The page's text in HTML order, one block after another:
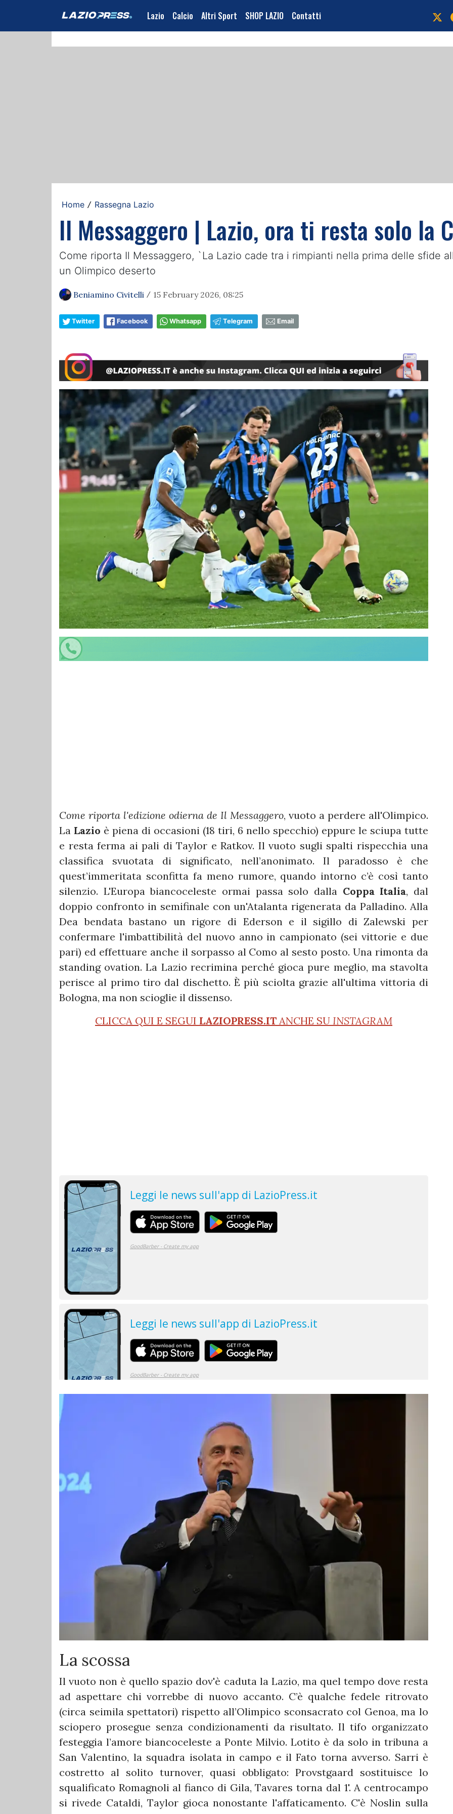
Lazio Calcio Altri Sport SHOP LAZIO Contatti
Home / Rassegna Lazio
Il Messaggero | Lazio, ora ti resta solo la
Come riporta Il Messaggero, `La Lazio cade tra i rimpianti nella prima delle sfide
un Olimpico deserto
Beniamino Civitelli / 15 February 2026, 08:25
Twitter Facebook Whatsapp Telegram Email
Come riporta l'edizione odierna de Il Messaggero, vuoto a perdere all'Olimpico.
La Lazio è piena di occasioni (18 tiri, 6 nello specchio) eppure le sciupa tutte
e resta ferma ai pali di Taylor e Ratkov. Il vuoto sugli spalti rispecchia una
classifica svuotata di significato, nell’anonimato. Il paradosso è che
quest’immeritata sconfitta fa meno rumore, quando intorno c’è così tanto
silenzio. L'Europa biancoceleste ormai passa solo dalla Coppa Italia, dal
doppio confronto in semifinale con un'Atalanta rigenerata da Palladino. Alla
Dea bendata bastano un rigore di Ederson e il sigillo di Zalewski per
confermare l'imbattibilità del nuovo anno in campionato (sei vittorie e due
pari) ed effettuare anche il sorpasso al Como al sesto posto. Una rimonta da
standing ovation. La Lazio recrimina perché gioca pure meglio, ma stavolta
perisce al primo tiro dal dischetto. È più sciolta grazie all'ultima vittoria di
Bologna, ma non scioglie il dissenso.
CLICCA QUI E SEGUI LAZIOPRESS.IT ANCHE SU INSTAGRAM
La scossa
Il vuoto non è quello spazio dov'è caduta la Lazio, ma quel tempo dove resta
ad aspettare chi vorrebbe di nuovo accanto. C’è qualche fedele ritrovato
(circa seimila spettatori) rispetto all’Olimpico sconsacrato col Genoa, ma lo
sciopero prosegue senza condizionamenti da risultato. Il tifo organizzato
festeggia l’amore biancoceleste a Ponte Milvio. Lotito è da solo in tribuna a
San Valentino, la squadra isolata in campo e il Fato torna avverso. Sarri è
costretto al solito turnover, quasi obbligato: Provstgaard sostituisce lo
squalificato Romagnoli al fianco di Gila, Tavares torna dal 1'. A centrocampo
si rivede Cataldi, Taylor gioca nonostante l'affaticamento. C'è Noslin sulla